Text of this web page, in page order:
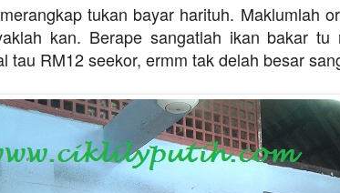
tukan bayar harituh. Maklumlah
kan. Berape sangatlah ikan bakar
tau RM12 seekor, ermm tak delah besar